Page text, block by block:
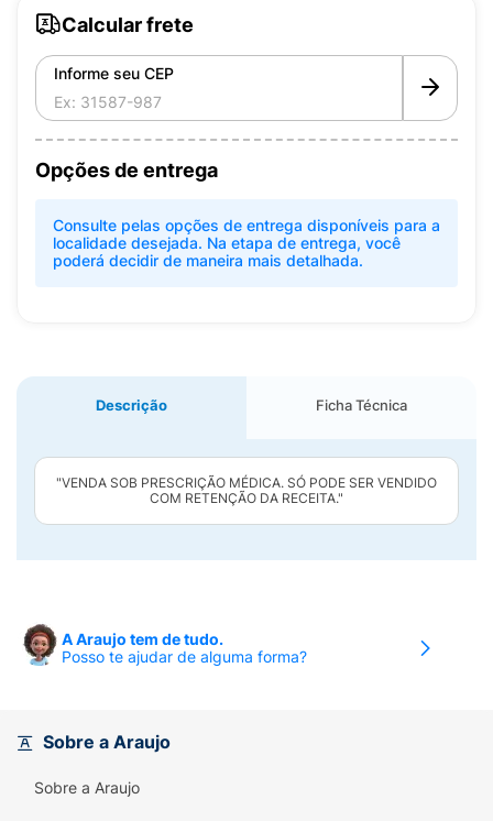
Calcular frete
Informe seu CEP
Opções de entrega
Consulte pelas opções de entrega disponíveis para a
localidade desejada. Na etapa de entrega, você
poderá decidir de maneira mais detalhada.
Descrição Ficha Técnica
"VENDA SOB PRESCRIÇÃO MÉDICA. SÓ PODE SER VENDIDO
COM RETENÇÃO DA RECEITA."
A Araujo tem de tudo.
Posso te ajudar de alguma forma?
Sobre a Araujo
Sobre a Araujo